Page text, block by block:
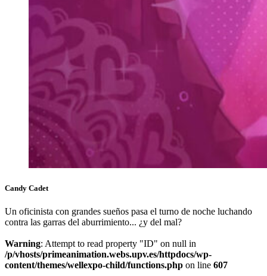
Candy Cadet
Un oficinista con grandes sueños pasa el turno de noche luchando
contra las garras del aburrimiento... ¿y del mal?
Warning: Attempt to read property "ID" on null in
/p/vhosts/primeanimation.webs.upv.es/httpdocs/wp-
content/themes/wellexpo-child/functions.php on line 607